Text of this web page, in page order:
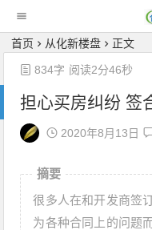
首页 从化新楼盘 正文
担心买房纠纷 签
2020年8月13日
834字 阅读2分46秒
摘要
很多人在和开发商签
为各种合同上的问题